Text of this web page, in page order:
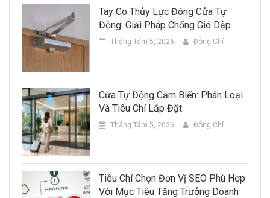
Tay Co Thủy Lực Đóng Cửa Tự
Động: Giải Pháp Chống Gió Dập
Tháng Tám 5, 2026 Đông Chí
Cửa Tự Động Cảm Biến: Phân Loại
Và Tiêu Chí Lắp Đặt
Tháng Tám 5, 2026 Đông Chí
Tiêu Chí Chọn Đơn Vị SEO Phù Hợp
Với Mục Tiêu Tăng Trưởng Doanh